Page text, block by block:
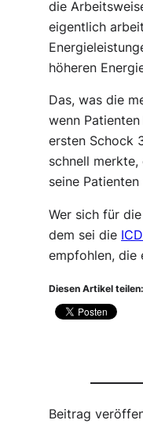
die
eigentlich
höheren
Das, was die
wenn
ersten Schock
schnell
seine
Wer sich für
dem sei die
empfohlen, die
Diesen Artikel teilen:
Beitrag